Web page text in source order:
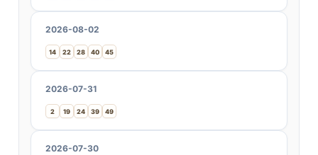
2026-08-02
14 22 28 40 45
2026-07-31
2 19 24 39 49
2026-07-30